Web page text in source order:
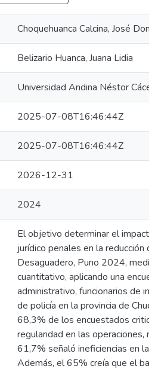
Choquehuanca Calcina, José
Belizario Huanca, Juana Lidia
Universidad Andina Néstor
2025-07-08T16:46:44Z
2025-07-08T16:46:44Z
2026-12-31
2024
El objetivo determinar el impacto
jurídico penales en la reducción
Desaguadero, Puno 2024,
cuantitativo, aplicando una
administrativo, funcionarios de
de policía en la provincia de
68,3% de los encuestados
regularidad en las operaciones,
61,7% señaló ineficiencias en las
Además, el 65% creía que el